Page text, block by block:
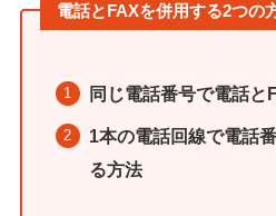
電話とFAXを併用する2つの
同じ電話番号で電話と
1本の電話回線で電話
る方法